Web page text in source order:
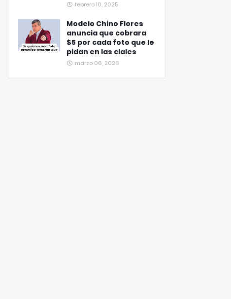
febrero 10, 2025
Modelo Chino Flores
anuncia que cobrara
$5 por cada foto que le
pidan en las clales
marzo 06, 2026